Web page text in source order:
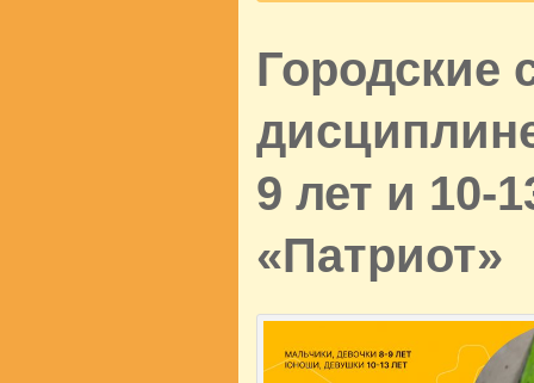
Городские
9 лет и 10-
«Патриот»